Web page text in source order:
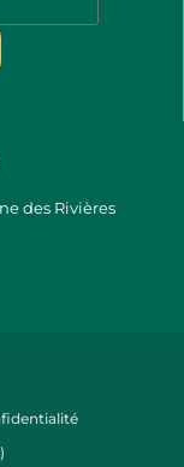
des Rivières